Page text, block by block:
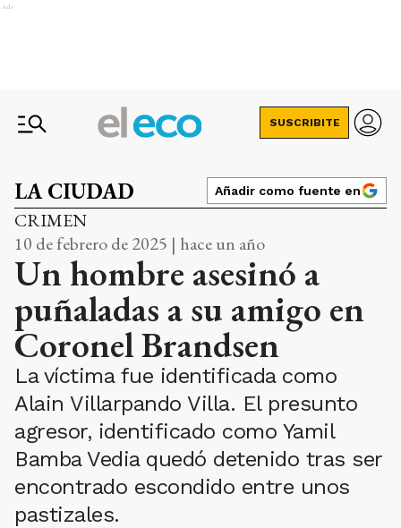
Ads
SUSCRIBITE
LA CIUDAD Añadir como fuente en
CRIMEN
10 de febrero de 2025 | hace un año
Un hombre asesinó a
puñaladas a su amigo en
Coronel Brandsen
La víctima fue identificada como
Alain Villarpando Villa. El presunto
agresor, identificado como Yamil
Bamba Vedia quedó detenido tras ser
encontrado escondido entre unos
pastizales.